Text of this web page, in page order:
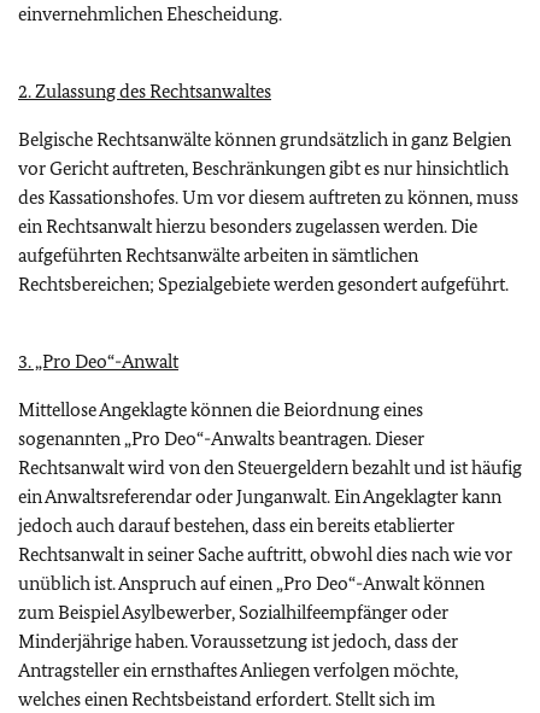
einvernehmlichen Ehescheidung.
2. Zulassung des Rechtsanwaltes
Belgische Rechtsanwälte können grundsätzlich in ganz Belgien
vor Gericht auftreten, Beschränkungen gibt es nur hinsichtlich
des Kassationshofes. Um vor diesem auftreten zu können, muss
ein Rechtsanwalt hierzu besonders zugelassen werden. Die
aufgeführten Rechtsanwälte arbeiten in sämtlichen
Rechtsbereichen; Spezialgebiete werden gesondert aufgeführt.
3. „Pro Deo“-Anwalt
Mittellose Angeklagte können die Beiordnung eines
sogenannten „Pro Deo“-Anwalts beantragen. Dieser
Rechtsanwalt wird von den Steuergeldern bezahlt und ist häufig
ein Anwaltsreferendar oder Junganwalt. Ein Angeklagter kann
jedoch auch darauf bestehen, dass ein bereits etablierter
Rechtsanwalt in seiner Sache auftritt, obwohl dies nach wie vor
unüblich ist. Anspruch auf einen „Pro Deo“-Anwalt können
zum Beispiel Asylbewerber, Sozialhilfeempfänger oder
Minderjährige haben. Voraussetzung ist jedoch, dass der
Antragsteller ein ernsthaftes Anliegen verfolgen möchte,
welches einen Rechtsbeistand erfordert. Stellt sich im